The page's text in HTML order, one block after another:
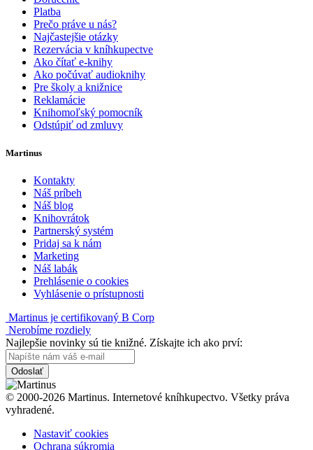
Platba
Prečo práve u nás?
Najčastejšie otázky
Rezervácia v kníhkupectve
Ako čítať e-knihy
Ako počúvať audioknihy
Pre školy a knižnice
Reklamácie
Knihomoľský pomocník
Odstúpiť od zmluvy
Martinus
Kontakty
Náš príbeh
Náš blog
Knihovrátok
Partnerský systém
Pridaj sa k nám
Marketing
Náš labák
Prehlásenie o cookies
Vyhlásenie o prístupnosti
Martinus je certifikovaný B Corp
Nerobíme rozdiely
Najlepšie novinky sú tie knižné. Získajte ich ako prví:
Odoslať
© 2000-2026 Martinus. Internetové kníhkupectvo. Všetky práva
vyhradené.
Nastaviť cookies
Ochrana súkromia